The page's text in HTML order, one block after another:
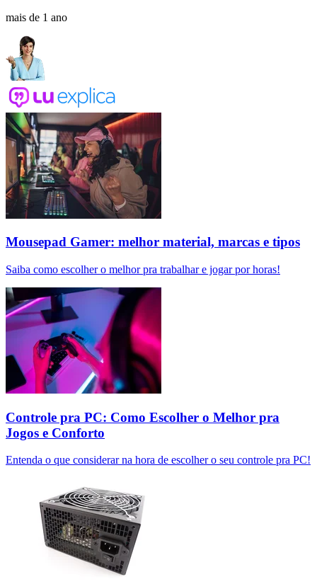
mais de 1 ano
Mousepad Gamer: melhor material, marcas e tipos
Saiba como escolher o melhor pra trabalhar e jogar por horas!
Controle pra PC: Como Escolher o Melhor pra
Jogos e Conforto
Entenda o que considerar na hora de escolher o seu controle pra PC!